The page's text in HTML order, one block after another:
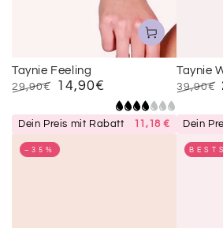
Taynie Feeling
Preis
29,90€
Verkaufspreis
14,90€
Dein Preis mit Rabatt 11,18 €
Taynie
Preis
39,90€
Dein
–35%